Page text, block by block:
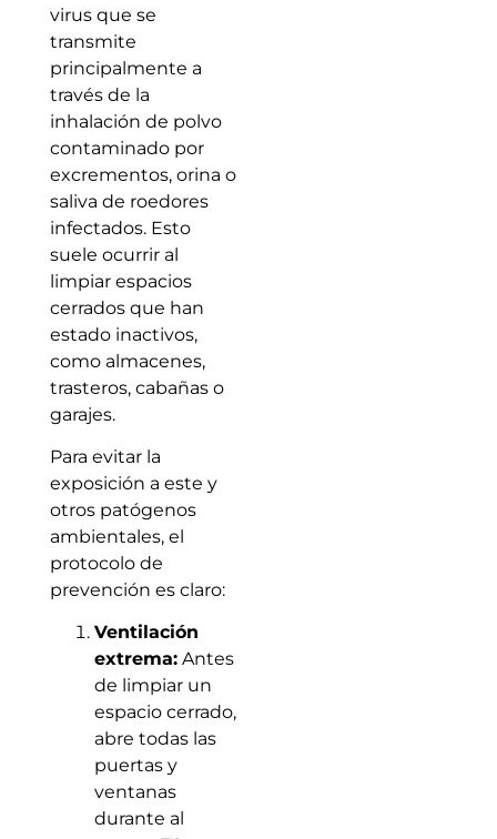
virus que se
transmite
principalmente a
través de la
inhalación de polvo
contaminado por
excrementos, orina o
saliva de roedores
infectados. Esto
suele ocurrir al
limpiar espacios
cerrados que han
estado inactivos,
como almacenes,
trasteros, cabañas o
garajes.
Para evitar la
exposición a este y
otros patógenos
ambientales, el
protocolo de
prevención es claro:
Ventilación
extrema: Antes
de limpiar un
espacio cerrado,
abre todas las
puertas y
ventanas
durante al